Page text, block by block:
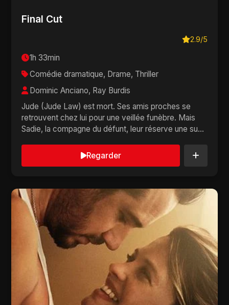
Final Cut
2.9/5
1h 33min
Comédie dramatique, Drame, Thriller
Dominic Anciano, Ray Burdis
Jude (Jude Law) est mort. Ses amis proches se
retrouvent chez lui pour une veillée funèbre. Mais
Sadie, la compagne du défunt, leur réserve une su...
Regarder